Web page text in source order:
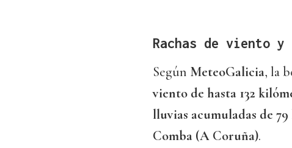
Rachas de viento
Según MeteoGalicia, la
viento de hasta 132
lluvias acumuladas de
Comba (A Coruña).